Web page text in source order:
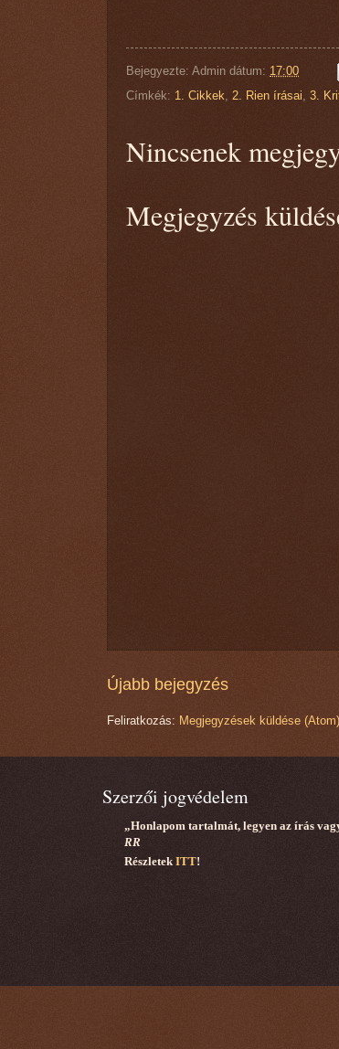
Bejegyezte: Admin dátum: 17:00
Címkék: 1. Cikkek, 2. Rien írásai, 3.
Nincsenek
Megjegyzés
Újabb bejegyzés
Feliratkozás: Megjegyzések küldése (Atom)
Szerzői jogvédelem
„Honlapom tartalmát, legyen az írás
RR
Részletek ITT!